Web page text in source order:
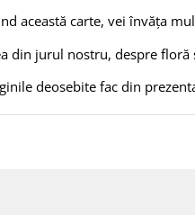
această carte, vei învăța
din jurul nostru, despre
deosebite fac din